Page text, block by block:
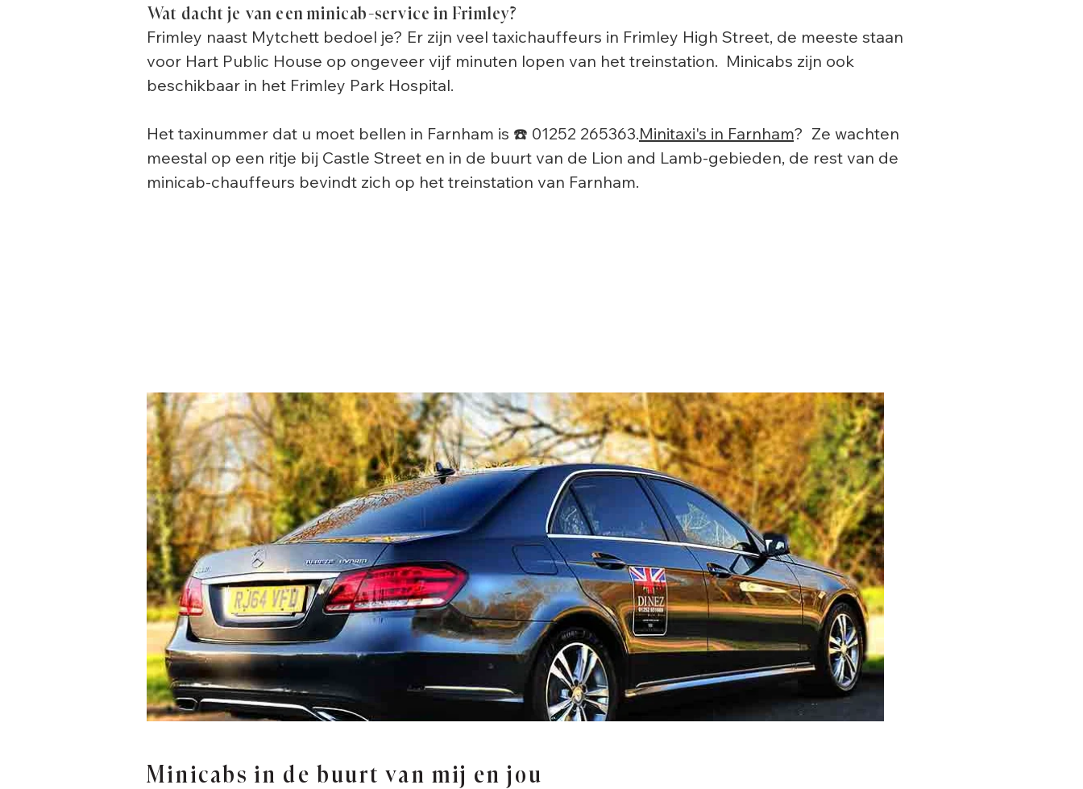
Wat dacht je van een minicab-service in Frimley?
Frimley naast Mytchett bedoel je? Er zijn veel taxichauffeurs in Frimley High Street, de meeste staan
voor Hart Public House op ongeveer vijf minuten lopen van het treinstation. Minicabs zijn ook
beschikbaar in het Frimley Park Hospital.
Het taxinummer dat u moet bellen in Farnham is ☎️ 01252 265363.Minitaxi's in Farnham? Ze wachten
meestal op een ritje bij Castle Street en in de buurt van de Lion and Lamb-gebieden, de rest van de
minicab-chauffeurs bevindt zich op het treinstation van Farnham.
Minicabs in de buurt van mij en jou